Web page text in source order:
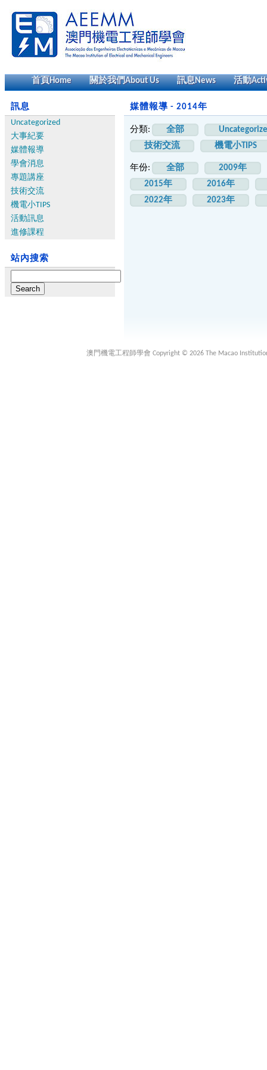
首頁Home 關於我們About Us 訊息News 活動
訊息
Uncategorized
大事紀要
媒體報導
學會消息
專題講座
技術交流
機電小TIPS
活動訊息
進修課程
站內搜索
for:
媒體報導 - 2014年
分類: 全部
技術交流
機電小TIPS
年份: 全部
2009年
2015年
2016年
2022年
2023年
澳門機電工程師學會 Copyright © 2026 The Macao